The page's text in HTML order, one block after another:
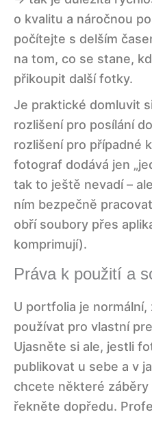
o kvalitu a náročnou
počítejte s delším
na tom, co se stane,
přikoupit další fotky.
Je praktické domluvit
rozlišení pro posílání
rozlišení pro případné
fotograf dodává jen
tak to ještě nevadí –
ním bezpečně
obří soubory přes
komprimují).
Práva k použití a
U portfolia je
používat pro vlastní
Ujasněte si ale, jestli
publikovat u sebe a v
chcete některé
řekněte dopředu.